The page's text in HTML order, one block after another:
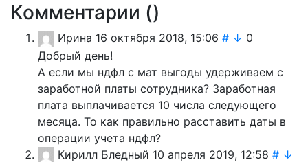
Комментарии ()
Ирина 16 октября 2018, 15:06 # ↓ 0
Добрый день!
А если мы ндфл с мат выгоды удерживаем с
заработной платы сотрудника? Заработная
плата выплачивается 10 числа следующего
месяца. То как правильно расставить даты в
операции учета ндфл?
Кирилл Бледный 10 апреля 2019, 12:58 # ↓